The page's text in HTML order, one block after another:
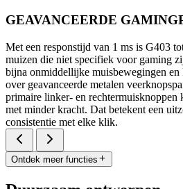
GEAVANCEERDE
Met een responstijd van 1 ms is G403
muizen die niet specifiek voor gaming
bijna onmiddellijke muisbewegingen
over geavanceerde metalen
primaire linker- en rechtermuisknoppen
met minder kracht. Dat betekent een
consistentie met elke klik.
Ontdek meer functies